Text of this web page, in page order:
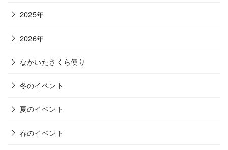
2025年
2026年
なかいたさくら便り
冬のイベント
夏のイベント
春のイベント